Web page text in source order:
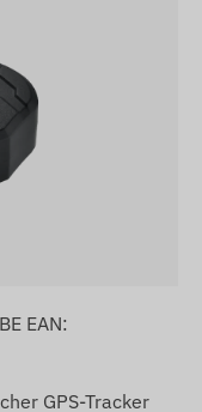
EAN:
GPS-Tracker